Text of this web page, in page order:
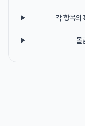
각 항목의
돌